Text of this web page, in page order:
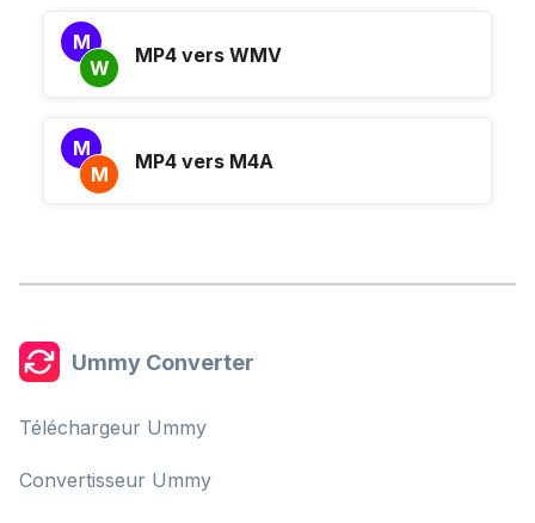
M
W
MP4 vers WMV
M
M
MP4 vers M4A
Ummy Converter
Téléchargeur Ummy
Convertisseur Ummy